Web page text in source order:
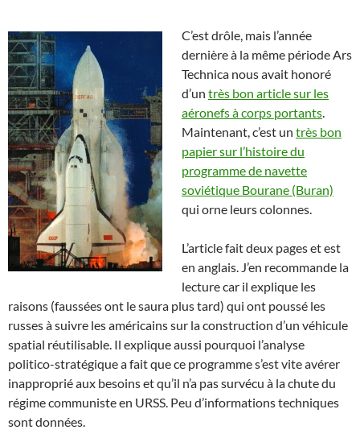
C’est drôle, mais l’année
dernière à la même période Ars
Technica nous avait honoré
d’un très bon article sur les
aéronefs à corps portants
Maintenant, c’est un très bon
papier sur l’histoire du
programme de navette
soviétique Bourane (Buran)
qui orne leurs colonnes.
L’article fait deux pages et est
en anglais. J’en recommande la
lecture car il explique les
raisons (faussées ont le saura plus tard) qui ont poussé les
russes à suivre les américains sur la construction d’un véhicule
spatial réutilisable. Il explique aussi pourquoi l’analyse
politico-stratégique a fait que ce programme s’est vite avérer
inapproprié aux besoins et qu’il n’a pas survécu à la chute du
régime communiste en URSS. Peu d’informations techniques
sont données.